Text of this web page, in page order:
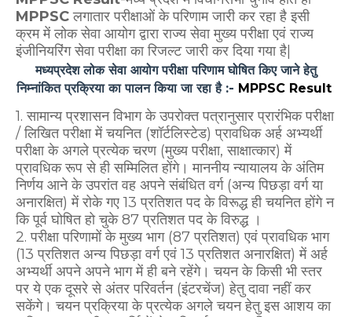
MPPSCलगातार परीक्षाओं के परिणाम जारी कर रहा है इसी
क्रम में लोक सेवा आयोग द्वारा राज्य सेवा मुख्य परीक्षा एवं राज्य
इंजीनियरिंग सेवा परीक्षा का रिजल्ट जारी कर दिया गया है|
मध्यप्रदेश लोक सेवा आयोग परीक्षा परिणाम घोषित किए जाने हेतु
निम्नांकित प्रक्रिया का पालन किया जा रहा है :- MPPSC Result
1. सामान्य प्रशासन विभाग के उपरोक्त पत्रानुसार प्रारंभिक परीक्षा
/ लिखित परीक्षा में चयनित (शॉर्टलिस्टेड) प्रावधिक अर्ह अभ्यर्थी
परीक्षा के अगले प्रत्येक चरण (मुख्य परीक्षा, साक्षात्कार) में
प्रावधिक रूप से ही सम्मिलित होंगे। माननीय न्यायालय के अंतिम
निर्णय आने के उपरांत वह अपने संबंधित वर्ग (अन्य पिछड़ा वर्ग या
अनारक्षित) में रोके गए 13 प्रतिशत पद के विरूद्ध ही चयनित होंगे न
कि पूर्व घोषित हो चुके 87 प्रतिशत पद के विरुद्ध ।
2. परीक्षा परिणामों के मुख्य भाग (87 प्रतिशत) एवं प्रावधिक भाग
(13 प्रतिशत अन्य पिछड़ा वर्ग एवं 13 प्रतिशत अनारक्षित) में अर्ह
अभ्यर्थी अपने अपने भाग में ही बने रहेंगे। चयन के किसी भी स्तर
पर ये एक दूसरे से अंतर परिवर्तन (इंटरचेंज) हेतु दावा नहीं कर
सकेंगे। चयन प्रक्रिया के प्रत्येक अगले चयन हेतु इस आशय का